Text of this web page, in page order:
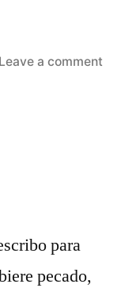
Leave a comment
para
pecado,